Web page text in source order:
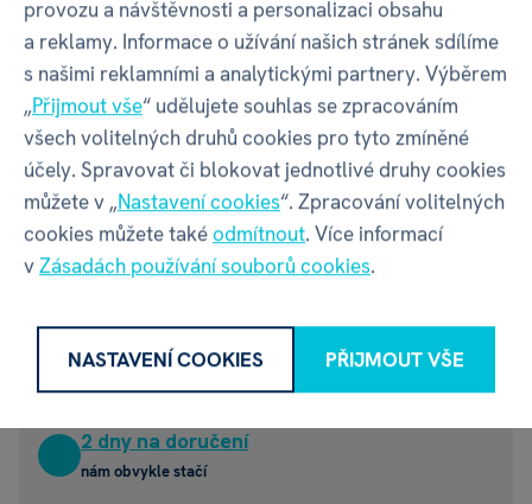
62 Kč
očekáváme 20.08.2026
359 Kč
není skladem
30 dní na vrácení zboží
Náhradní díly
a komponenty zdarma
2 dny na doručení
nám obvykle stačí
provozu a návštěvnosti a personalizaci obsahu
a reklamy. Informace o užívání našich stránek sdílíme
s našimi reklamními a analytickými partnery. Výběrem
„Přijmout vše“ udělujete souhlas se zpracováním
všech volitelných druhů cookies pro tyto zmíněné
účely. Spravovat či blokovat jednotlivé druhy cookies
můžete v „Nastavení cookies“. Zpracování volitelných
cookies můžete takéodmítnout. Více informací
vZásadách používání souborů cookies.
NASTAVENÍ COOKIES PŘIJMOUT VŠE